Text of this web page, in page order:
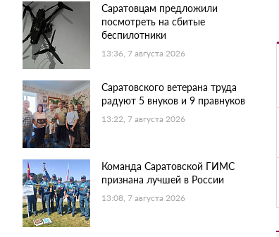
Саратовцам предложили
посмотреть на сбитые
беспилотники
13:36, 7 августа 2026
Саратовского ветерана труда
радуют 5 внуков и 9 правнуков
13:22, 7 августа 2026
Команда Саратовской ГИМС
признана лучшей в России
13:08, 7 августа 2026